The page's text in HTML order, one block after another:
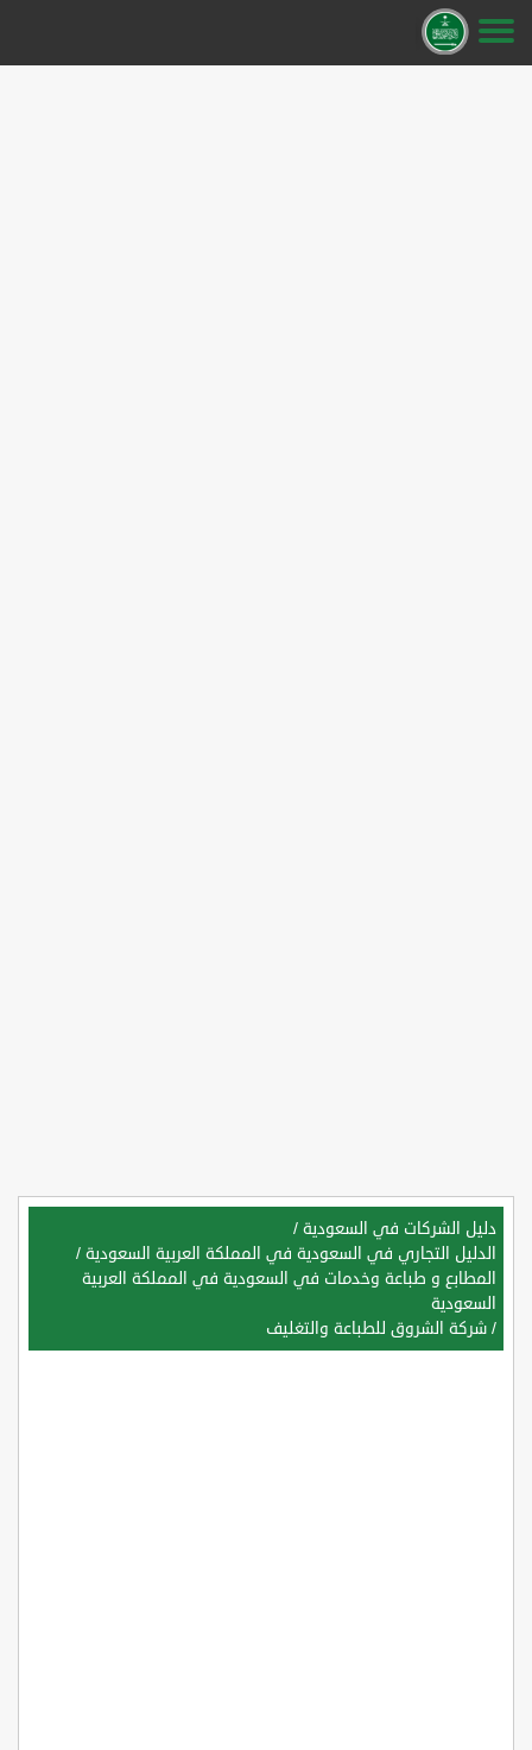
دليل الشركات في السعودية /
الدليل التجاري في السعودية في المملكة العربية السعودية /
المطابع و طباعة وخدمات في السعودية في المملكة العربية
السعودية
/ شركة الشروق للطباعة والتغليف